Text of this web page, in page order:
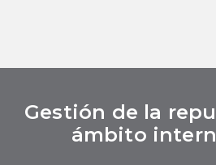
Gestión de la
ámbito